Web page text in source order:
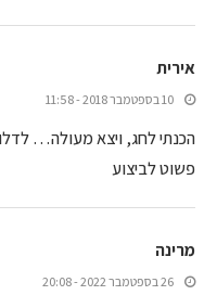
אירית
10 בספטמבר 2018 - 11:58
פשוט לביצוע
מרינה
26 בספטמבר 2022 - 20:08